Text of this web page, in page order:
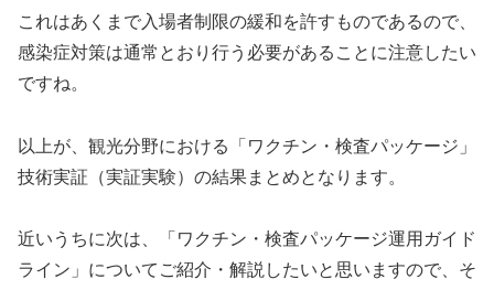
これはあくまで入場者制限の緩和を許すものであるので、
感染症対策は通常とおり行う必要があることに注意したい
ですね。
以上が、観光分野における「ワクチン・検査パッケージ」
技術実証（実証実験）の結果まとめとなります。
近いうちに次は、「ワクチン・検査パッケージ運用ガイド
ライン」についてご紹介・解説したいと思いますので、そ